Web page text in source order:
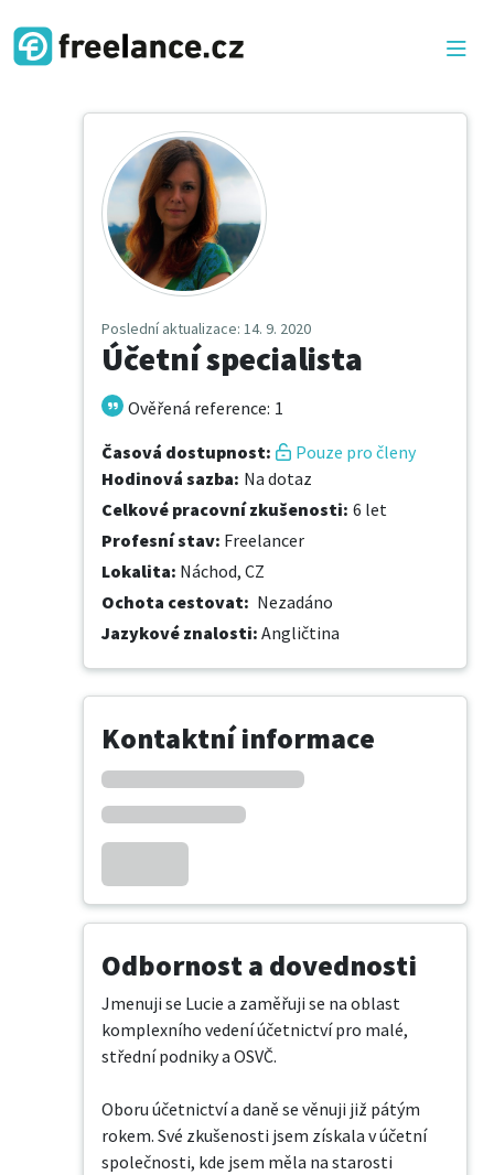
Poslední aktualizace: 14. 9. 2020
Účetní specialista
Ověřená reference: 1
Časová dostupnost:
Pouze pro členy
Hodinová sazba: Na dotaz
Celkové pracovní zkušenosti: 6 let
Profesní stav: Freelancer
Lokalita: Náchod, CZ
Ochota cestovat: Nezadáno
Jazykové znalosti: Angličtina
Kontaktní informace
Odbornost a dovednosti
Jmenuji se Lucie a zaměřuji se na oblast
komplexního vedení účetnictví pro malé,
střední podniky a OSVČ.
Oboru účetnictví a daně se věnuji již pátým
rokem. Své zkušenosti jsem získala v účetní
společnosti, kde jsem měla na starosti